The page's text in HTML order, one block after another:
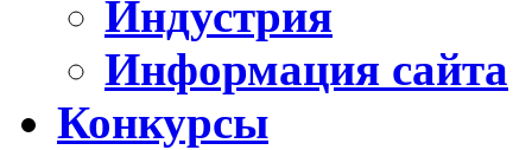
Индустрия
Информация сайта
Конкурсы